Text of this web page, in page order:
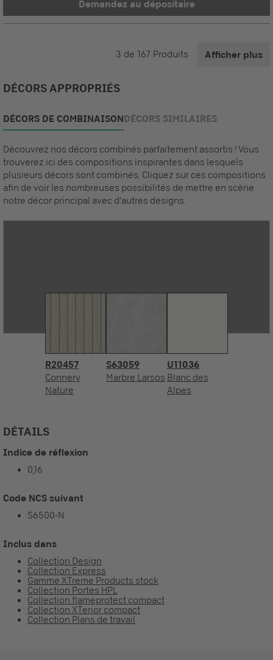
Demandez au dépositaire
3 de 167 Produits Afficher plus
DÉCORS APPROPRIÉS
DÉCORS DE COMBINAISONDÉCORS SIMILAIRES
Découvrez nos décors combinés parfaitement assortis ! Vous
trouverez ici des compositions inspirantes dans lesquels
plusieurs décors sont combinés. Cliquez sur ces compositions
afin de voir les nombreuses possibilités de mettre en scène
notre décor principal avec d'autres designs.
R20457
Connery
Nature
S63059
Marbre Larsos
U11036
Blanc des
Alpes
DÉTAILS
Indice de réflexion
0,16
Code NCS suivant
S6500-N
Inclus dans
Collection Design
Collection Express
Gamme XTreme Products stock
Collection Portes HPL
Collection flameprotect compact
Collection XTerior compact
Collection Plans de travail